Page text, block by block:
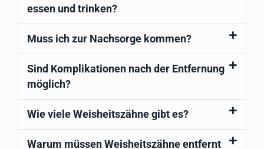
essen und trinken?
Muss ich zur Nachsorge kommen?
Sind Komplikationen nach der Entfernung
möglich?
Wie viele Weisheitszähne gibt es?
Warum müssen Weisheitszähne entfernt